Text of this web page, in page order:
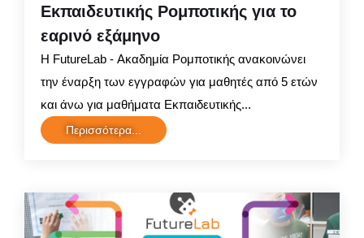
Εκπαιδευτικής Ρομποτικής για το
εαρινό εξάμηνο
Η FutureLab - Ακαδημία Ρομποτικής ανακοινώνει
την έναρξη των εγγραφών για μαθητές από 5 ετών
και άνω για μαθήματα Εκπαιδευτικής...
Περισσότερα...